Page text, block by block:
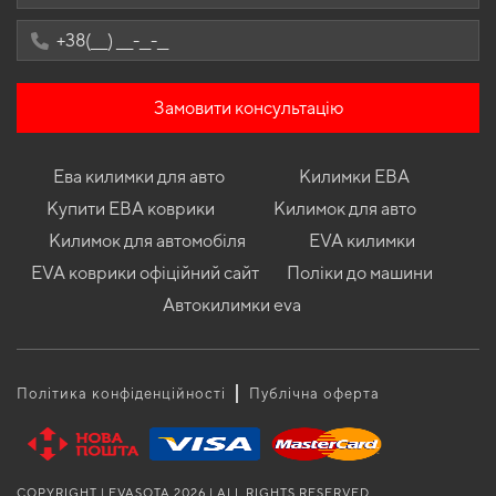
Замовити консультацію
Ева килимки для авто
Килимки ЕВА
Купити ЕВА коврики
Килимок для авто
Килимок для автомобіля
EVA килимки
EVA коврики офіційний сайт
Поліки до машини
Автокилимки eva
Політика конфіденційності Публічна оферта
COPYRIGHT | EVASOTA 2026 | ALL RIGHTS RESERVED